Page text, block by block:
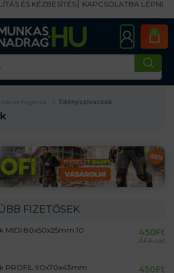
ÉS KÉZBESÍTÉS KAPCSOLATBA LÉPNI
0
és higiénia Edényszivacsok
FIZETŐSEK
MIDI 80x50x25mm 10
450Ft
ÁFA-val
PROFIL 90x70x43mm
450Ft